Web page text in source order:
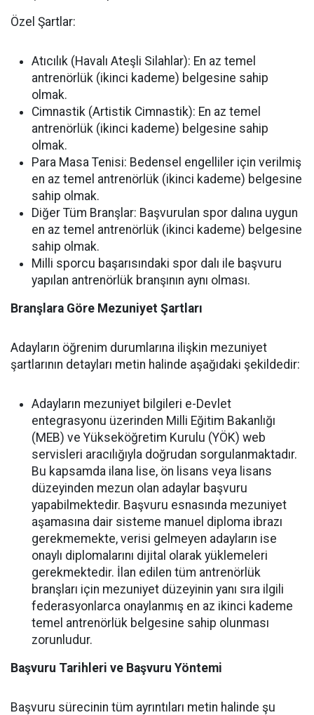
Özel Şartlar:
Atıcılık (Havalı Ateşli Silahlar): En az temel
antrenörlük (ikinci kademe) belgesine sahip
olmak.
Cimnastik (Artistik Cimnastik): En az temel
antrenörlük (ikinci kademe) belgesine sahip
olmak.
Para Masa Tenisi: Bedensel engelliler için verilmiş
en az temel antrenörlük (ikinci kademe) belgesine
sahip olmak.
Diğer Tüm Branşlar: Başvurulan spor dalına uygun
en az temel antrenörlük (ikinci kademe) belgesine
sahip olmak.
Milli sporcu başarısındaki spor dalı ile başvuru
yapılan antrenörlük branşının aynı olması.
Branşlara Göre Mezuniyet Şartları
Adayların öğrenim durumlarına ilişkin mezuniyet
şartlarının detayları metin halinde aşağıdaki şekildedir:
Adayların mezuniyet bilgileri e-Devlet
entegrasyonu üzerinden Milli Eğitim Bakanlığı
(MEB) ve Yükseköğretim Kurulu (YÖK) web
servisleri aracılığıyla doğrudan sorgulanmaktadır.
Bu kapsamda ilana lise, ön lisans veya lisans
düzeyinden mezun olan adaylar başvuru
yapabilmektedir. Başvuru esnasında mezuniyet
aşamasına dair sisteme manuel diploma ibrazı
gerekmemekte, verisi gelmeyen adayların ise
onaylı diplomalarını dijital olarak yüklemeleri
gerekmektedir. İlan edilen tüm antrenörlük
branşları için mezuniyet düzeyinin yanı sıra ilgili
federasyonlarca onaylanmış en az ikinci kademe
temel antrenörlük belgesine sahip olunması
zorunludur.
Başvuru Tarihleri ve Başvuru Yöntemi
Başvuru sürecinin tüm ayrıntıları metin halinde şu